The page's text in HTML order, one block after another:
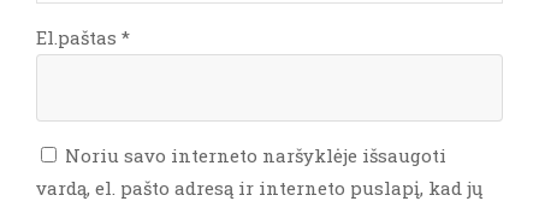
El.paštas *
Noriu savo interneto naršyklėje išsaugoti
vardą, el. pašto adresą ir interneto puslapį, kad jų